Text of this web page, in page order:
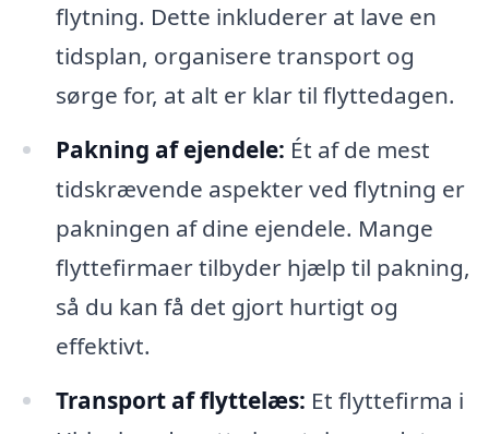
flytning. Dette inkluderer at lave en
tidsplan, organisere transport og
sørge for, at alt er klar til flyttedagen.
Pakning af ejendele: Ét af de mest
tidskrævende aspekter ved flytning er
pakningen af dine ejendele. Mange
flyttefirmaer tilbyder hjælp til pakning,
så du kan få det gjort hurtigt og
effektivt.
Transport af flyttelæs: Et flyttefirma i